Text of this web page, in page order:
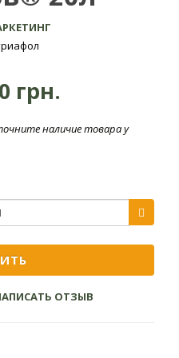
0,5
роса,
защиты культурных
средство часто
грн.
наличие товара у
ОТЗЫВ